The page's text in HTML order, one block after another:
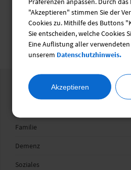
Ehrenamtsbörse
Wegweiser
Familie
Demenz
Soziales
"Akzeptieren" stimmen Sie der
Cookies zu. Mithilfe des Buttons
Sie entscheiden, welche Cookies
Eine Auflistung aller verwendeten
unserem Datenschutzhinweis.
Akzeptieren